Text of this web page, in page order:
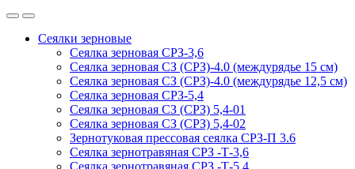
Сеялки зерновые
Сеялка зерновая СРЗ-3,6
Сеялка зерновая СЗ (СРЗ)-4.0 (междурядье 15 см)
Сеялка зерновая СЗ (СРЗ)-4.0 (междурядье 12,5 см)
Сеялка зерновая СРЗ-5,4
Сеялка зерновая СЗ (СРЗ) 5,4-01
Сеялка зерновая СЗ (СРЗ) 5,4-02
Зернотуковая прессовая сеялка СРЗ-П 3.6
Сеялка зернотравяная СРЗ -Т-3,6
Сеялка зернотравяная СРЗ -Т-5,4